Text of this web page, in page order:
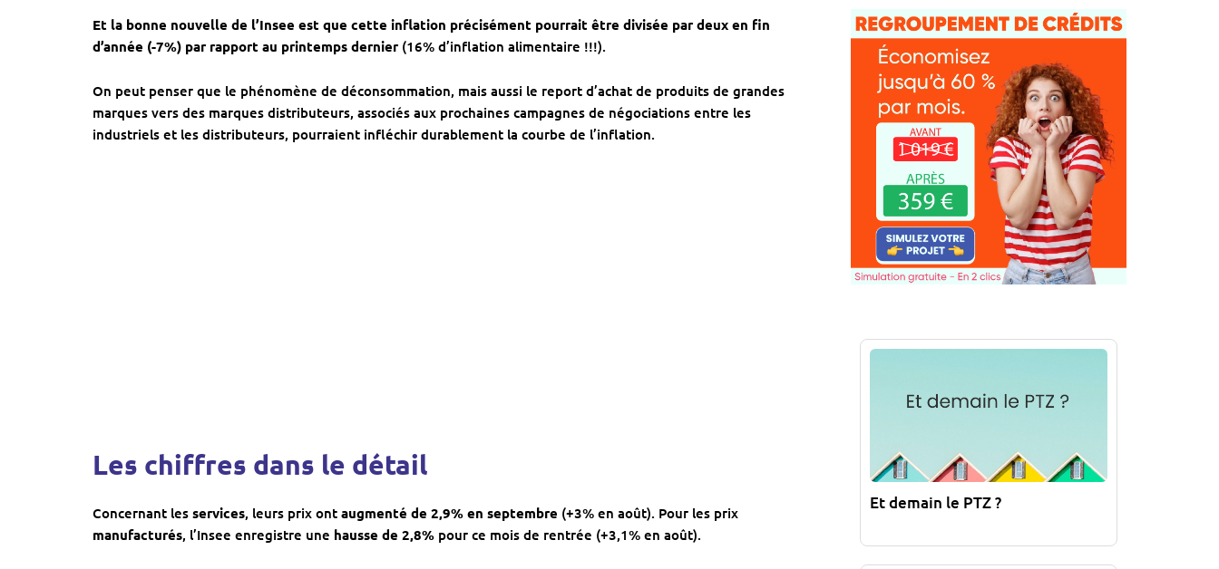
Et la bonne nouvelle de l’Insee est que cette inflation précisément pourrait être divisée par deux en fin
d’année (-7%) par rapport au printemps dernier (16% d’inflation alimentaire !!!).
On peut penser que le phénomène de déconsommation, mais aussi le report d’achat de produits de grandes
marques vers des marques distributeurs, associés aux prochaines campagnes de négociations entre les
industriels et les distributeurs, pourraient infléchir durablement la courbe de l’inflation.
Les chiffres dans le détail
Concernant les services, leurs prix ont augmenté de 2,9% en septembre (+3% en août). Pour les prix
manufacturés, l’Insee enregistre une hausse de 2,8% pour ce mois de rentrée (+3,1% en août).
Et demain le PTZ ?